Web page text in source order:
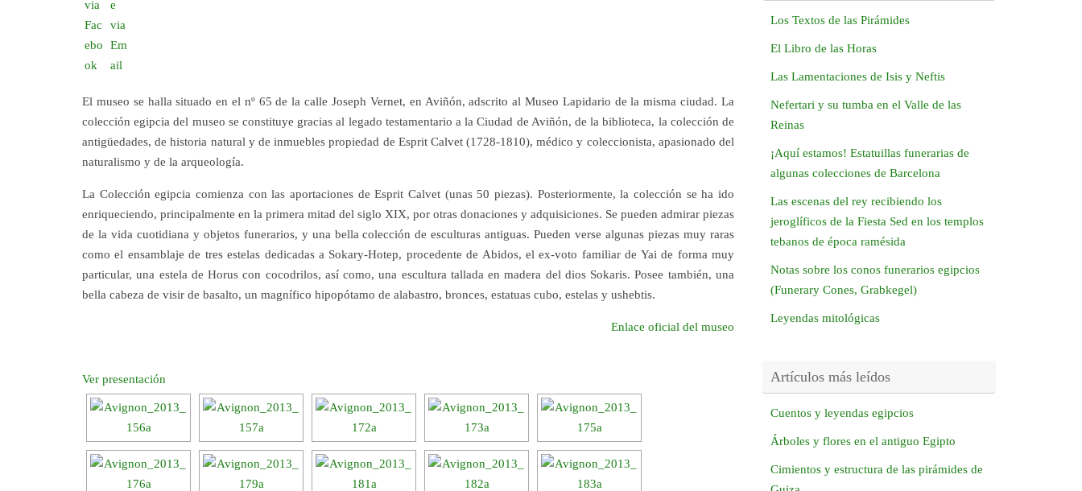
El museo se halla situado en el nº 65 de la calle Joseph Vernet, en Aviñón, adscrito al Museo Lapidario de la misma ciudad. La
colección egipcia del museo se constituye gracias al legado testamentario a la Ciudad de Aviñón, de la biblioteca, la colección de
antigüedades, de historia natural y de inmuebles propiedad de Esprit Calvet (1728-1810), médico y coleccionista, apasionado del
naturalismo y de la arqueología.
La Colección egipcia comienza con las aportaciones de Esprit Calvet (unas 50 piezas). Posteriormente, la colección se ha ido
enriqueciendo, principalmente en la primera mitad del siglo XIX, por otras donaciones y adquisiciones. Se pueden admirar piezas
de la vida cuotidiana y objetos funerarios, y una bella colección de esculturas antiguas. Pueden verse algunas piezas muy raras
como el ensamblaje de tres estelas dedicadas a Sokary-Hotep, procedente de Abidos, el ex-voto familiar de Yai de forma muy
particular, una estela de Horus con cocodrilos, así como, una escultura tallada en madera del dios Sokaris. Posee también, una
bella cabeza de visir de basalto, un magnífico hipopótamo de alabastro, bronces, estatuas cubo, estelas y ushebtis.
Enlace oficial del museo
Ver presentación
Los Textos de las Pirámides
El Libro de las Horas
Las Lamentaciones de Isis y Neftis
Nefertari y su tumba en el Valle de las
Reinas
¡Aquí estamos! Estatuillas funerarias de
algunas colecciones de Barcelona
Las escenas del rey recibiendo los
jeroglíficos de la Fiesta Sed en los templos
tebanos de época ramésida
Notas sobre los conos funerarios egipcios
(Funerary Cones, Grabkegel)
Leyendas mitológicas
Artículos más leídos
Cuentos y leyendas egipcios
Árboles y flores en el antiguo Egipto
Cimientos y estructura de las pirámides de